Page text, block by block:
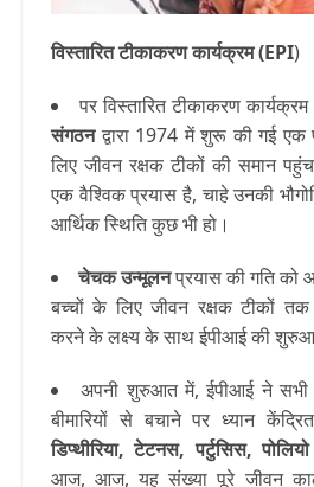
विस्तारित टीकाकरण कार्यक्रम (EPI)
पर विस्तारित टीकाकरण
संगठनद्वारा 1974 में शुरू की गई
लिए जीवन रक्षक टीकों की समान
एक वैश्विक प्रयास है, चाहे उनकी
आर्थिक स्थिति कुछ भी हो।
चेचक उन्मूलनप्रयास की गति को
बच्चों के लिए जीवन रक्षक टीकों तक
करने के लक्ष्य के साथ ईपीआई की
अपनी शुरुआत में, ईपीआई ने सभी
बीमारियों से बचाने पर ध्यान
डिप्थीरिया, टेटनस, पर्टुसिस,
आज, आज, यह संख्या पूरे जीवन